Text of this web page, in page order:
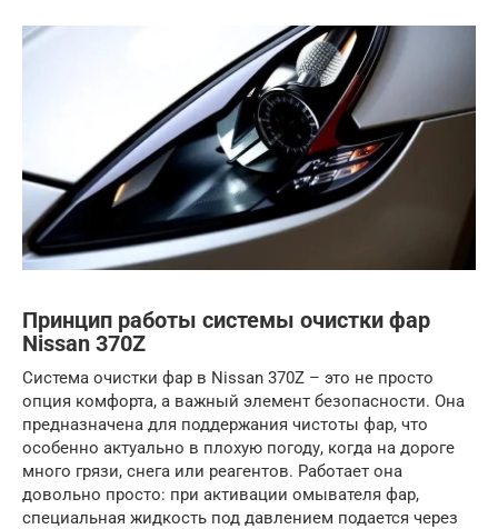
Принцип работы системы очистки фар
Nissan 370Z
Система очистки фар в Nissan 370Z – это не просто
опция комфорта, а важный элемент безопасности. Она
предназначена для поддержания чистоты фар, что
особенно актуально в плохую погоду, когда на дороге
много грязи, снега или реагентов. Работает она
довольно просто: при активации омывателя фар,
специальная жидкость под давлением подается через